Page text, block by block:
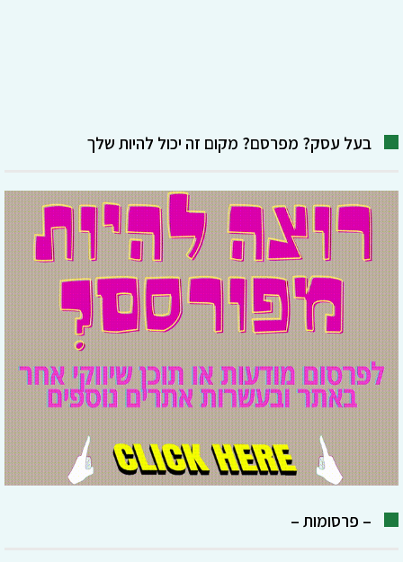
בעל עסק? מפרסם? מקום זה יכול להיות שלך
– פרסומות –